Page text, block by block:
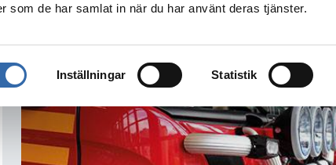
som de har samlat in när du har använt deras tjänster.
Inställningar Statistik